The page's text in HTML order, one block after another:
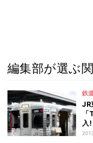
編集部が選ぶ
鉄
JR
入!